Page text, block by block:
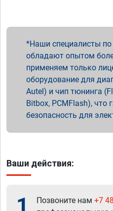
Наши специалисты
обладают опытом
применяем только
оборудование для
Autel) и чип тюнинга
Bitbox, PCMFlash), что
безопасность для
Ваши действия:
1 Позвоните нам +7